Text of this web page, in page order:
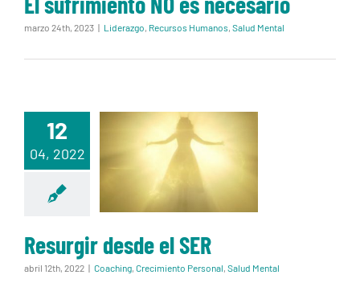
marzo 24th, 2023 | Liderazgo, Recursos Humanos, Salud Mental
12
04, 2022
Resurgir
desde el SER
Resurgir desde el SER
abril 12th, 2022 | Coaching, Crecimiento Personal, Salud Mental